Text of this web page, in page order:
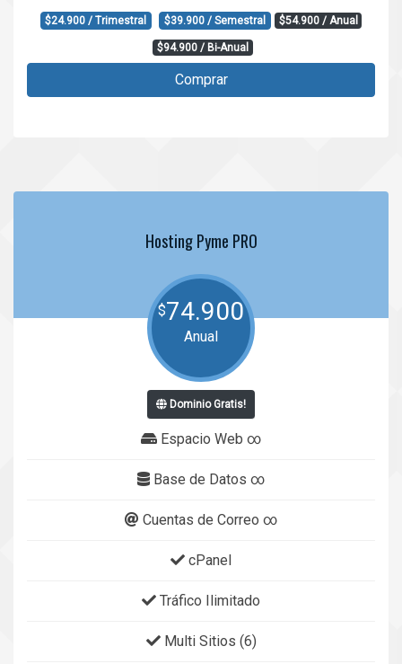
$24.900 / Trimestral $39.900 / Semestral $54.900 / Anual
$94.900 / Bi-Anual
Comprar
Hosting Pyme PRO
$74.900
Anual
Dominio Gratis!
Espacio Web ∞
Base de Datos ∞
Cuentas de Correo ∞
cPanel
Tráfico Ilimitado
Multi Sitios (6)